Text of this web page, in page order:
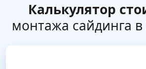
Калькулятор
монтажа сайдинга в